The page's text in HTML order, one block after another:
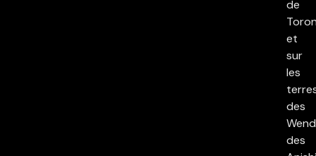
de
et
sur
les
des
des